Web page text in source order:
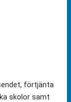
förtjänta
skolor samt